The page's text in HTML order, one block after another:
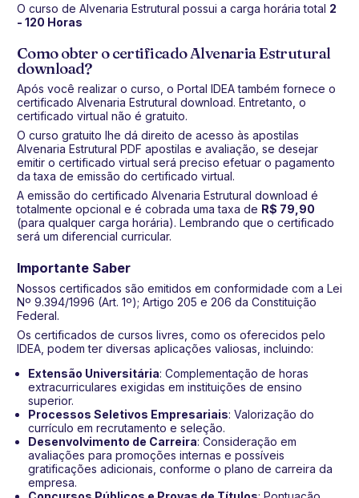
O curso de Alvenaria Estrutural possui a carga horária total 2
- 120 Horas
Como obter o certificado Alvenaria Estrutural
download?
Após você realizar o curso, o Portal IDEA também fornece o
certificado Alvenaria Estrutural download. Entretanto, o
certificado virtual não é gratuito.
O curso gratuito lhe dá direito de acesso às apostilas
Alvenaria Estrutural PDF apostilas e avaliação, se desejar
emitir o certificado virtual será preciso efetuar o pagamento
da taxa de emissão do certificado virtual.
A emissão do certificado Alvenaria Estrutural download é
totalmente opcional e é cobrada uma taxa de R$ 79,90
(para qualquer carga horária). Lembrando que o certificado
será um diferencial curricular.
Importante Saber
Nossos certificados são emitidos em conformidade com a Lei
Nº 9.394/1996 (Art. 1º); Artigo 205 e 206 da Constituição
Federal.
Os certificados de cursos livres, como os oferecidos pelo
IDEA, podem ter diversas aplicações valiosas, incluindo:
Extensão Universitária: Complementação de horas
extracurriculares exigidas em instituições de ensino
superior.
Processos Seletivos Empresariais: Valorização do
currículo em recrutamento e seleção.
Desenvolvimento de Carreira: Consideração em
avaliações para promoções internas e possíveis
gratificações adicionais, conforme o plano de carreira da
empresa.